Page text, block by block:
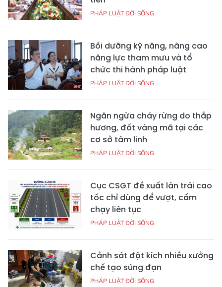
PHÁP LUẬT ĐỜI SỐNG
Bồi dưỡng kỹ năng, nâng cao
năng lực tham mưu và tổ
chức thi hành pháp luật
PHÁP LUẬT ĐỜI SỐNG
Ngăn ngừa cháy rừng do thắp
hương, đốt vàng mã tại các
cơ sở tâm linh
PHÁP LUẬT ĐỜI SỐNG
Cục CSGT đề xuất làn trái cao
tốc chỉ dùng để vượt, cấm
chạy liên tục
PHÁP LUẬT ĐỜI SỐNG
Cảnh sát đột kích nhiều xưởng
chế tạo súng đạn
PHÁP LUẬT ĐỜI SỐNG